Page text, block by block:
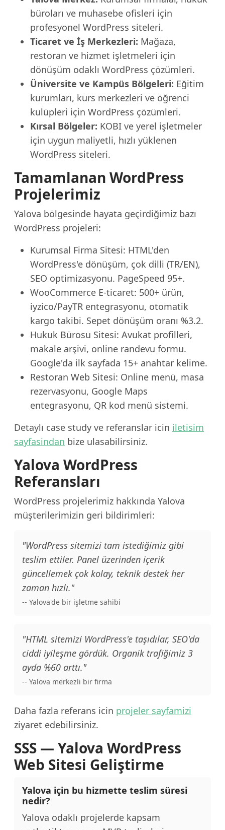
büroları ve muhasebe ofisleri için
profesyonel WordPress siteleri.
Ticaret ve İş Merkezleri: Mağaza,
restoran ve hizmet işletmeleri için
dönüşüm odaklı WordPress çözümleri.
Üniversite ve Kampüs Bölgeleri: Eğitim
kurumları, kurs merkezleri ve öğrenci
kulüpleri için WordPress çözümleri.
Kırsal Bölgeler: KOBI ve yerel işletmeler
için uygun maliyetli, hızlı yüklenen
WordPress siteleri.
Tamamlanan WordPress
Projelerimiz
Yalova bölgesinde hayata geçirdiğimiz bazı
WordPress projeleri:
Kurumsal Firma Sitesi: HTML'den
WordPress'e dönüşüm, çok dilli (TR/EN),
SEO optimizasyonu. PageSpeed 95+.
WooCommerce E-ticaret: 500+ ürün,
iyzico/PayTR entegrasyonu, otomatik
kargo takibi. Sepet dönüşüm oranı %3.2.
Hukuk Bürosu Sitesi: Avukat profilleri,
makale arşivi, online randevu formu.
Google'da ilk sayfada 15+ anahtar kelime.
Restoran Web Sitesi: Online menü, masa
rezervasyonu, Google Maps
entegrasyonu, QR kod menü sistemi.
Detaylı case study ve referanslar icin iletisim
sayfasindan bize ulasabilirsiniz.
Yalova WordPress
Referansları
WordPress projelerimiz hakkında Yalova
müşterilerimizin geri bildirimleri:
"WordPress sitemizi tam istediğimiz gibi
teslim ettiler. Panel üzerinden içerik
güncellemek çok kolay, teknik destek her
zaman hızlı."
-- Yalova'de bir işletme sahibi
"HTML sitemizi WordPress'e taşıdılar, SEO'da
ciddi iyileşme gördük. Organik trafiğimiz 3
ayda %60 arttı."
-- Yalova merkezli bir firma
Daha fazla referans icin projeler sayfamizi
ziyaret edebilirsiniz.
SSS — Yalova WordPress
Web Sitesi Geliştirme
Yalova için bu hizmette teslim süresi
nedir?
Yalova odaklı projelerde kapsam